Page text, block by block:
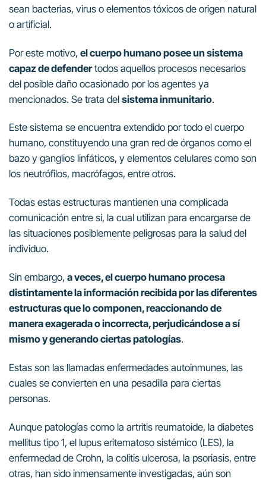
sean bacterias, virus o elementos tóxicos de origen natural
o artificial.
Por este motivo, el cuerpo humano posee un sistema
capaz de defendertodos aquellos procesos necesarios
del posible daño ocasionado por los agentes ya
mencionados. Se trata del sistema inmunitario.
Este sistema se encuentra extendido por todo el cuerpo
humano, constituyendo una gran red de órganos como el
bazo y ganglios linfáticos, y elementos celulares como son
los neutrófilos, macrófagos, entre otros.
Todas estas estructuras mantienen una complicada
comunicación entre sí, la cual utilizan para encargarse de
las situaciones posiblemente peligrosas para la salud del
individuo.
Sin embargo, a veces, el cuerpo humano procesa
distintamente la información recibida por las diferentes
estructuras que lo componen, reaccionando de
manera exagerada o incorrecta, perjudicándose a sí
mismo y generando ciertas patologías.
Estas son las llamadas enfermedades autoinmunes, las
cuales se convierten en una pesadilla para ciertas
personas.
Aunque patologías como la artritis reumatoide, la diabetes
mellitus tipo 1, el lupus eritematoso sistémico (LES), la
enfermedad de Crohn, la colitis ulcerosa, la psoriasis, entre
otras, han sido inmensamente investigadas, aún son